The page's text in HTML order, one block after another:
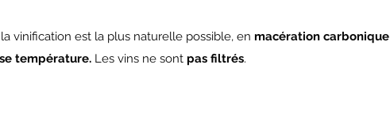
la vinification est la plus naturelle possible, en macération carbonique
température.Les vins ne sont pas filtrés.